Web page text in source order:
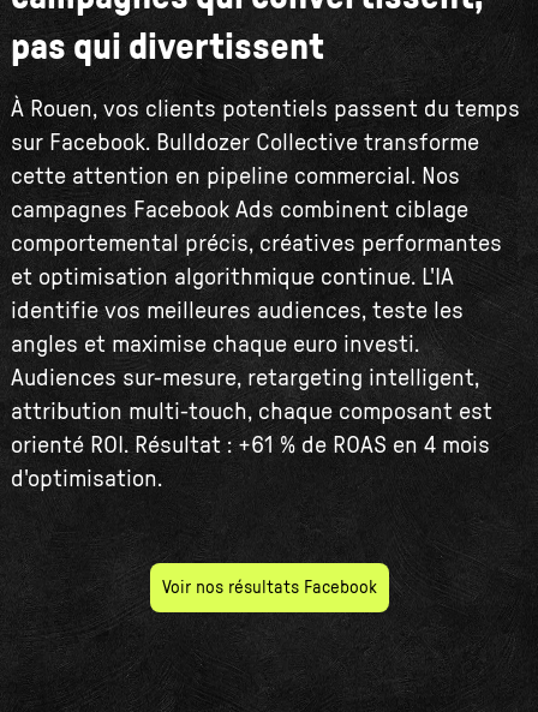
pas qui divertissent
À Rouen, vos clients potentiels passent du temps
sur Facebook. Bulldozer Collective transforme
cette attention en pipeline commercial. Nos
campagnes Facebook Ads combinent ciblage
comportemental précis, créatives performantes
et optimisation algorithmique continue. L'IA
identifie vos meilleures audiences, teste les
angles et maximise chaque euro investi.
Audiences sur-mesure, retargeting intelligent,
attribution multi-touch, chaque composant est
orienté ROI. Résultat : +61 % de ROAS en 4 mois
d'optimisation.
Voir nos résultats Facebook